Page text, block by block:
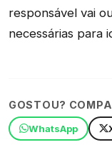
responsável vai
necessárias para
GOSTOU?
WhatsApp